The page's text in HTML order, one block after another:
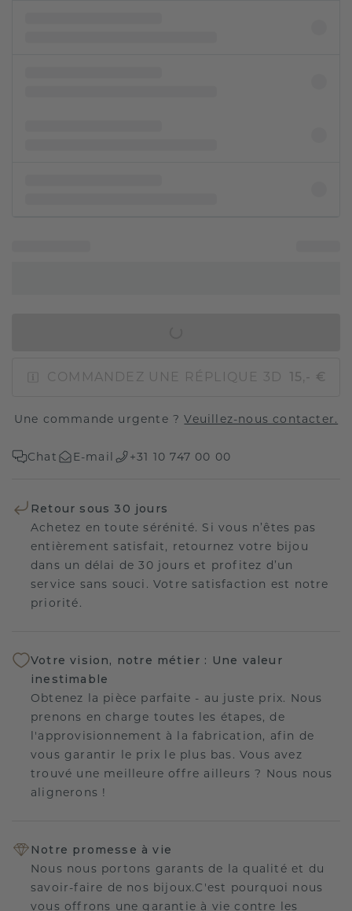
COMMANDEZ UNE RÉPLIQUE 3D 15,- €
Une commande urgente ?Veuillez-nous contacter.
Chat E-mail +31 10 747 00 00
Retour sous 30 jours
Achetez en toute sérénité. Si vous n’êtes pas
entièrement satisfait, retournez votre bijou
dans un délai de 30 jours et profitez d’un
service sans souci. Votre satisfaction est notre
priorité.
Votre vision, notre métier : Une valeur
inestimable
Obtenez la pièce parfaite - au juste prix. Nous
prenons en charge toutes les étapes, de
l'approvisionnement à la fabrication, afin de
vous garantir le prix le plus bas. Vous avez
trouvé une meilleure offre ailleurs ? Nous nous
alignerons !
Notre promesse à vie
Nous nous portons garants de la qualité et du
savoir-faire de nos bijoux.C'est pourquoi nous
vous offrons une garantie à vie contre les